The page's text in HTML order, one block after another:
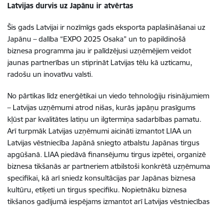
Latvijas durvis uz Japānu ir atvērtas
Šis gads Latvijai ir nozīmīgs gads eksporta paplašināšanai uz
Japānu – dalība “EXPO 2025 Osaka” un to papildinošā
biznesa programma jau ir palīdzējusi uzņēmējiem veidot
jaunas partnerības un stiprināt Latvijas tēlu kā uzticamu,
radošu un inovatīvu valsti.
No pārtikas līdz enerģētikai un viedo tehnoloģiju risinājumiem
– Latvijas uzņēmumi atrod nišas, kurās japāņu prasīgums
kļūst par kvalitātes latiņu un ilgtermiņa sadarbības pamatu.
Arī turpmāk Latvijas uzņēmumi aicināti izmantot LIAA un
Latvijas vēstniecība Japānā sniegto atbalstu Japānas tirgus
apgūšanā. LIAA piedāvā finansējumu tirgus izpētei, organizē
biznesa tikšanās ar partneriem atbilstoši konkrētā uzņēmuma
specifikai, kā arī sniedz konsultācijas par Japānas biznesa
kultūru, etiķeti un tirgus specifiku. Nopietnāku biznesa
tikšanos gadījumā iespējams izmantot arī Latvijas vēstniecības